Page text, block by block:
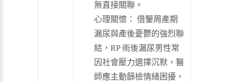
無直接關聯。
心理關懷： 借鑒周產期
漏尿與產後憂鬱的強烈聯
結，RP 術後漏尿男性常
因社會壓力選擇沉默，醫
師應主動篩檢情緒困擾，